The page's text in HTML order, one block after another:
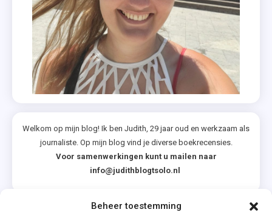
Beheer toestemming
Welkom op mijn blog! Ik ben Judith, 29 jaar oud en werkzaam als
journaliste. Op mijn blog vind je diverse boekrecensies.
Voor samenwerkingen kunt u mailen naar
info@judithblogtsolo.nl